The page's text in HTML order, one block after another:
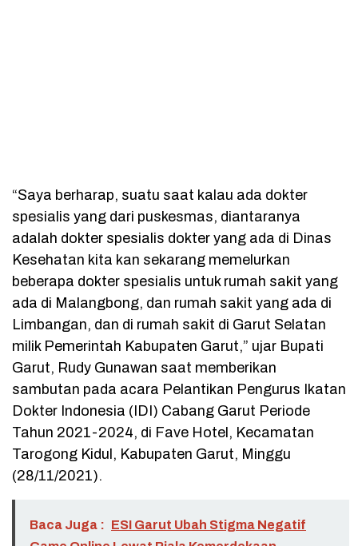
“Saya berharap, suatu saat kalau ada dokter
spesialis yang dari puskesmas, diantaranya
adalah dokter spesialis dokter yang ada di Dinas
Kesehatan kita kan sekarang memelurkan
beberapa dokter spesialis untuk rumah sakit yang
ada di Malangbong, dan rumah sakit yang ada di
Limbangan, dan di rumah sakit di Garut Selatan
milik Pemerintah Kabupaten Garut,” ujar Bupati
Garut, Rudy Gunawan saat memberikan
sambutan pada acara Pelantikan Pengurus Ikatan
Dokter Indonesia (IDI) Cabang Garut Periode
Tahun 2021-2024, di Fave Hotel, Kecamatan
Tarogong Kidul, Kabupaten Garut, Minggu
(28/11/2021).
Baca Juga : ESI Garut Ubah Stigma Negatif